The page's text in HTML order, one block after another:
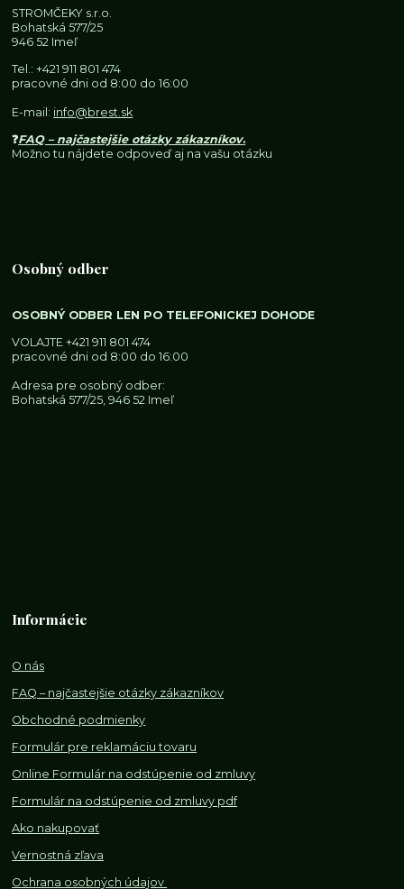
STROMČEKY s.r.o.
Bohatská 577/25
946 52 Imeľ
Tel.:+421 911 801 474
pracovné dni od 8:00 do 16:00
E-mail: info@brest.sk
❓FAQ – najčastejšie otázky zákazníkov.
Možno tu nájdete odpoveď aj na vašu otázku
Osobný odber
OSOBNÝ ODBER LEN PO TELEFONICKEJ DOHODE
VOLAJTE+421 911 801 474
pracovné dni od 8:00 do 16:00
Adresa pre osobný odber:
Bohatská 577/25, 946 52 Imeľ
Informácie
O nás
FAQ – najčastejšie otázky zákazníkov
Obchodné podmienky
Formulár pre reklamáciu tovaru
Online Formulár na odstúpenie od zmluvy
Formulár na odstúpenie od zmluvy pdf
Ako nakupovať
Vernostná zľava
Ochrana osobných údajov